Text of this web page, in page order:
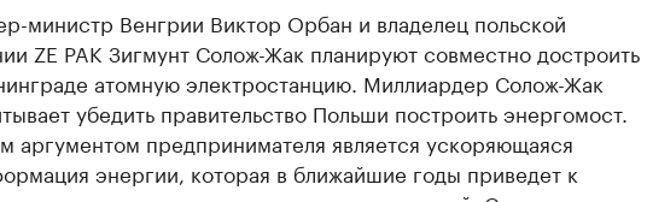
министр Венгрии Виктор Орбан и владелец польской
ZE PAK Зигмунт Солож-Жак планируют совместно достроить
атомную электростанцию. Миллиардер Солож-Жак
убедить правительство Польши построить энергомост.
аргументом предпринимателя является ускоряющаяся
энергии, которая в ближайшие годы приведет к